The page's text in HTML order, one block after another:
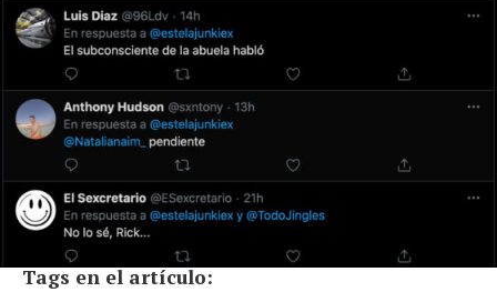
Tags en el artículo: